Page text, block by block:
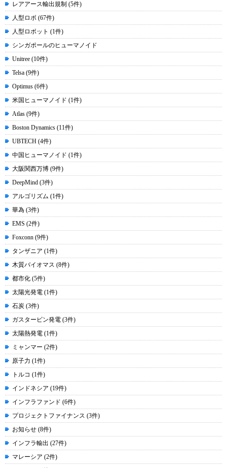
レアアース輸出規制 (5件)
人型ロボ (67件)
人型ロボット (1件)
シンガポールのヒューマノイド
Unitree (10件)
Telsa (9件)
Optimus (6件)
米国ヒューマノイド (1件)
Atlas (9件)
Boston Dynamics (11件)
UBTECH (4件)
中国ヒューマノイド (1件)
大阪関西万博 (9件)
DeepMind (3件)
アルゴリズム (1件)
華為 (3件)
EMS (2件)
Foxconn (9件)
タンザニア (1件)
木質バイオマス (8件)
都市化 (5件)
太陽光発電 (1件)
石炭 (3件)
ガスタービン発電 (3件)
太陽熱発電 (1件)
ミャンマー (2件)
原子力 (1件)
トルコ (1件)
インドネシア (19件)
インフラファンド (6件)
プロジェクトファイナンス (3件)
お知らせ (8件)
インフラ輸出 (27件)
マレーシア (2件)